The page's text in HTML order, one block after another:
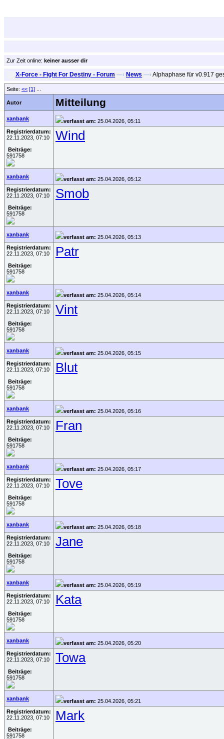
Zur Zeit online: keiner ausser dir
X-Force - Fight For Destiny - Forum —› News —›Alphaphase für v0.917
Seite: << [1]
Autor Mitteilung
xanbank verfasst am: 25.04.2026, 05:11
Registrierdatum:
22.11.2023, 07:10
Beiträge:
591758
Wind
xanbank verfasst am: 25.04.2026, 05:12
Registrierdatum:
22.11.2023, 07:10
Beiträge:
591758
Smob
xanbank verfasst am: 25.04.2026, 05:13
Registrierdatum:
22.11.2023, 07:10
Beiträge:
591758
Patr
xanbank verfasst am: 25.04.2026, 05:14
Registrierdatum:
22.11.2023, 07:10
Beiträge:
591758
Vint
xanbank verfasst am: 25.04.2026, 05:15
Registrierdatum:
22.11.2023, 07:10
Beiträge:
591758
Blut
xanbank verfasst am: 25.04.2026, 05:16
Registrierdatum:
22.11.2023, 07:10
Beiträge:
591758
Fran
xanbank verfasst am: 25.04.2026, 05:17
Registrierdatum:
22.11.2023, 07:10
Beiträge:
591758
Tove
xanbank verfasst am: 25.04.2026, 05:18
Registrierdatum:
22.11.2023, 07:10
Beiträge:
591758
Jane
xanbank verfasst am: 25.04.2026, 05:19
Registrierdatum:
22.11.2023, 07:10
Beiträge:
591758
Kata
xanbank verfasst am: 25.04.2026, 05:20
Registrierdatum:
22.11.2023, 07:10
Beiträge:
591758
Towa
xanbank verfasst am: 25.04.2026, 05:21
Registrierdatum:
22.11.2023, 07:10
Beiträge:
591758
Mark